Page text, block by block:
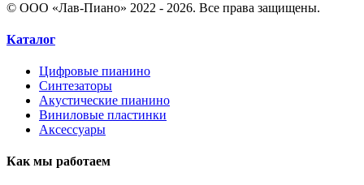
© ООО «Лав-Пиано» 2022 - 2026. Все права защищены.
Каталог
Цифровые пианино
Синтезаторы
Акустические пианино
Виниловые пластинки
Аксессуары
Как мы работаем